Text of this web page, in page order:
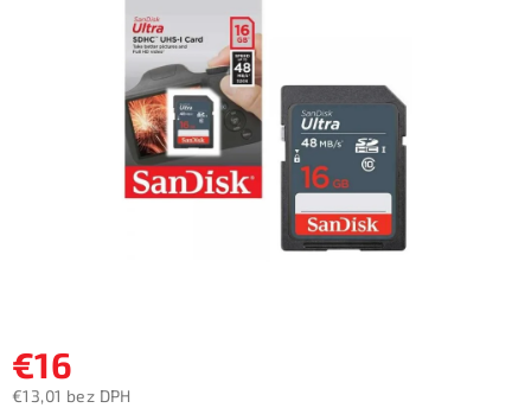
€16
€13,01 bez DPH